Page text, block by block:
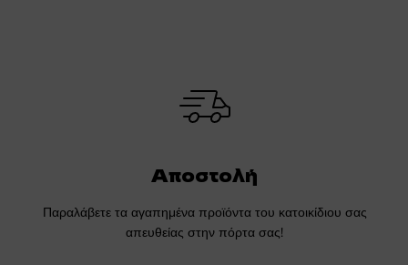
Αποστολή
Παραλάβετε τα αγαπημένα προϊόντα του κατοικίδιου σας
απευθείας στην πόρτα σας!